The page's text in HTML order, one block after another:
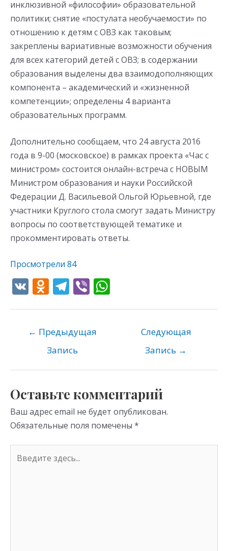
инклюзивной «философии» образовательной
политики; снятие «постулата необучаемости» по
отношению к детям с ОВЗ как таковым;
закреплены вариативные возможности обучения
для всех категорий детей с ОВЗ; в содержании
образования выделены два взаимодополняющих
компонента – академический и «жизненной
компетенции»; определены 4 варианта
образовательных программ.
Дополнительно сообщаем, что 24 августа 2016
года в 9-00 (московское) в рамках проекта «Час с
министром» состоится онлайн-встреча с НОВЫМ
Министром образования и науки Российской
Федерации Д. Васильевой Ольгой Юрьевной, где
участники Круглого стола смогут задать Министру
вопросы по соответствующей тематике и
прокомментировать ответы.
Просмотрели 84
V O
o
kl
as
ni
ki
T
gr
a
m
Vi
p
← Предыдущая
Запись
Следующая
Запись →
Оставьте комментарий
Ваш адрес email не будет опубликован.
Обязательные поля помечены *
здесь...